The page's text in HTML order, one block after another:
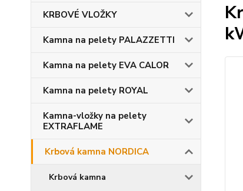
KRBOVÉ VLOŽKY
Kamna na pelety PALAZZETTI
Kamna na pelety EVA CALOR
Kamna na pelety ROYAL
Kamna-vložky na pelety
EXTRAFLAME
Krbová kamna NORDICA
Krbová kamna